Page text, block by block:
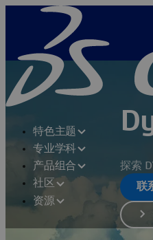
特色主题
专业学科
产品组合
社区
资源
探索
联